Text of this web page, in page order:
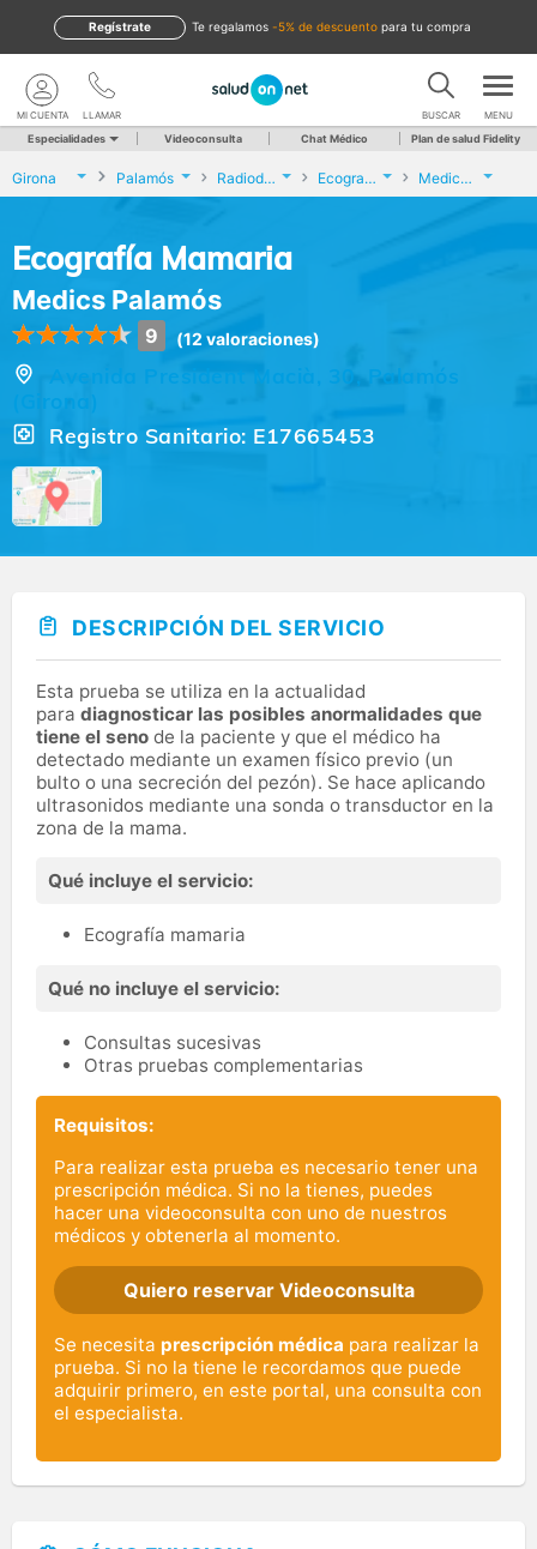
te regalamos -5% de descuento para tu compra
Regístrate
LLAMAR
MI CUENTA BUSCAR MENU
Especialidades Videoconsulta Chat Médico Plan de salud Fidelity
Girona Palamós Radiodiagnóstico Ecografía Mamaria Medics Palamós
Ecografía Mamaria
Medics Palamós
9 (12 valoraciones)
Avenida President Macià, 30, Palamós
(Girona)
Registro Sanitario: E17665453
DESCRIPCIÓN DEL SERVICIO
Esta prueba se utiliza en la actualidad
para diagnosticar las posibles anormalidades que
tiene el seno de la paciente y que el médico ha
detectado mediante un examen físico previo (un
bulto o una secreción del pezón). Se hace aplicando
ultrasonidos mediante una sonda o transductor en la
zona de la mama.
Qué incluye el servicio:
Ecografía mamaria
Qué no incluye el servicio:
Consultas sucesivas
Otras pruebas complementarias
Requisitos:
Para realizar esta prueba es necesario tener una
prescripción médica. Si no la tienes, puedes
hacer una videoconsulta con uno de nuestros
médicos y obtenerla al momento.
Quiero reservar Videoconsulta
Se necesita prescripción médica para realizar la
prueba. Si no la tiene le recordamos que puede
adquirir primero, en este portal, una consulta con
el especialista.